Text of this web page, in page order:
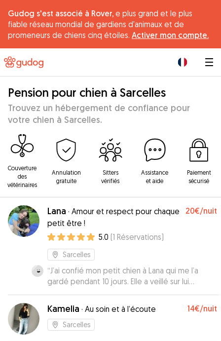
Gudog s'est associé à Rover, e plus grand et le plus
fiable réseau mondial de gardiens d'animaux et de
promeneurs de chiens cinq étoiles. Activer mon compte.
Pension pour chien à Sarcelles
Trouvez un hébergement de confiance pour
votre chien à Sarcelles.
Couverture
des
vétérinaires
Annulation
gratuite
Sitters
vérifiés
Assistance
et aide
Paiement
sécurisé
Lana · Amour et respect pour chaque
petit être !
20€/nuit
5.0 (1 Réservations)
Sarcelles
“J’ai confié mon petit chien à Lana qui me l’a
gardé pendant 10 jours. Elle a veillé sur lui
comme si c’était le sien, elle a fait attention à sa
nourriture, lui a fait de nombreuses balades, elle
a vraiment été à son écoute. Lana m’a tenu
quotidiennement au courant de son séjour en
Kamelia · Au soin et à l’écoute 14€/nuit
Sarcelles